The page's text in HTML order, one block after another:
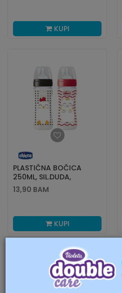
KUPI
PLASTIČNA BOČICA
250ML, SIL.DUDA,
POPFRIENDS
13,90 BAM
KUPI